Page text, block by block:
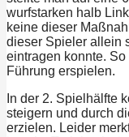
wurfstarken halb
keine dieser
dieser Spieler allein
eintragen konnte.
Führung erspielen.
In der 2. Spielhälfte
steigern und durch
erzielen. Leider